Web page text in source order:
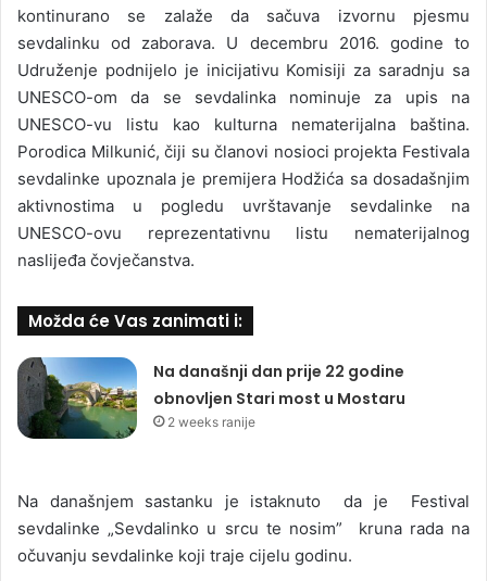
kontinurano se zalaže da sačuva izvornu pjesmu
sevdalinku od zaborava. U decembru 2016. godine to
Udruženje podnijelo je inicijativu Komisiji za saradnju sa
UNESCO-om da se sevdalinka nominuje za upis na
UNESCO-vu listu kao kulturna nematerijalna baština.
Porodica Milkunić, čiji su članovi nosioci projekta Festivala
sevdalinke upoznala je premijera Hodžića sa dosadašnjim
aktivnostima u pogledu uvrštavanje sevdalinke na
UNESCO-ovu reprezentativnu listu nematerijalnog
naslijeđa čovječanstva.
Možda će Vas zanimati i:
Na današnji dan prije 22 godine
obnovljen Stari most u Mostaru
2 weeks ranije
Na današnjem sastanku je istaknuto da je Festival
sevdalinke „Sevdalinko u srcu te nosim” kruna rada na
očuvanju sevdalinke koji traje cijelu godinu.